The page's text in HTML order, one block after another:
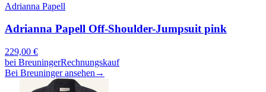
Adrianna Papell
Adrianna Papell Off-Shoulder-Jumpsuit pink
229,00 €
bei BreuningerRechnungskauf
Bei Breuninger ansehen →